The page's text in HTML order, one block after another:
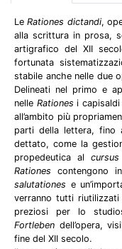
LeRationes dictandi,
alla scrittura in prosa,
artigrafico del XII
fortunata
stabile anche nelle due
Delineati nel primo e
nelle Rationes i
all’ambito più
parti della lettera, fino
dettato, come la
propedeutica al cursus
Rationes contengono
salutationes e
verranno tutti
preziosi per lo
Fortleben dell’opera,
fine del XII secolo.